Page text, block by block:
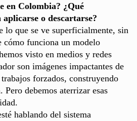
en Colombia? ¿Qué
o descartarse?
lo que se ve superficialmente, sin
cómo funciona un modelo
visto en medios y redes
son imágenes impactantes de
forzados, construyendo
debemos aterrizar esas
hablando del sistema